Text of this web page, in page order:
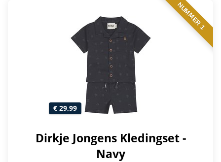
NUMMER 1
€ 29,99
Dirkje Jongens Kledingset -
Navy